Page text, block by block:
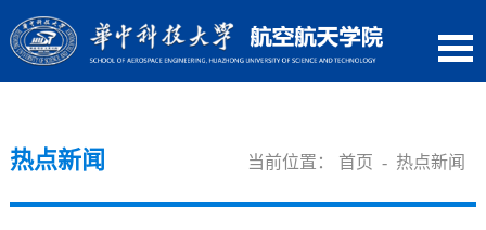
热点新闻 当前位置： 首页 - 热点新闻